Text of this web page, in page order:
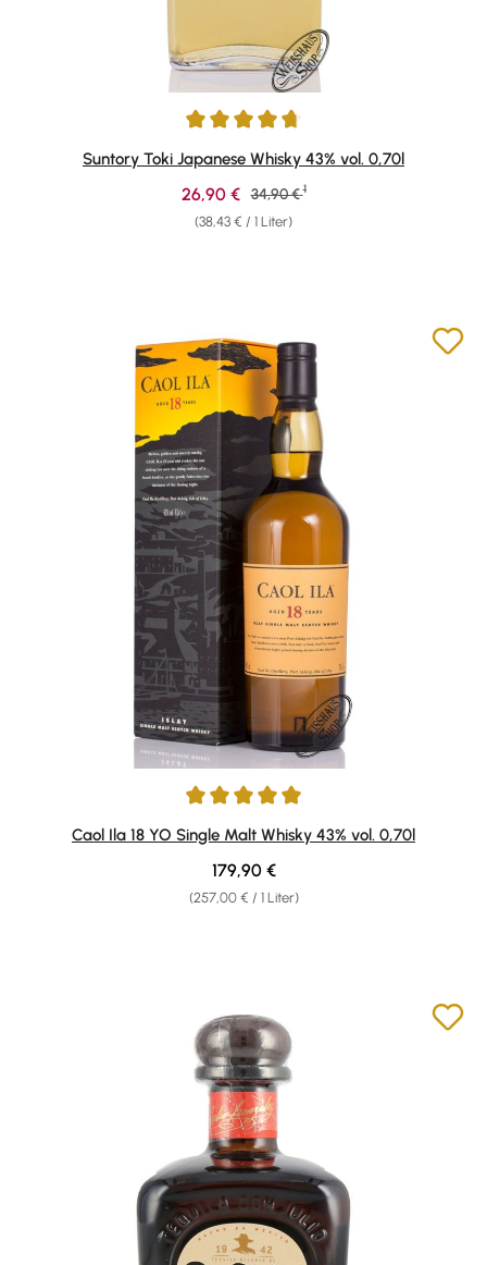
Durchschnittliche Bewertung von 4.64 von 5 Sternen
Suntory Toki Japanese Whisky 43% vol. 0,70l
(38,43 € / 1 Liter)
Verkaufspreis:
26,90 € Regulärer Preis:
34,90 € 1
Durchschnittliche Bewertung von 4.93 von 5 Sternen
Caol Ila 18 YO Single Malt Whisky 43% vol. 0,70l
(257,00 € / 1 Liter)
Regulärer Preis:
179,90 €